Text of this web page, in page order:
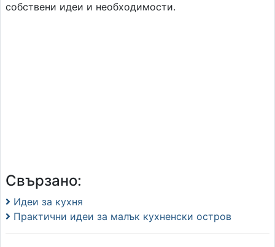
собствени идеи и необходимости.
Свързано:
Идеи за кухня
Практични идеи за малък кухненски остров